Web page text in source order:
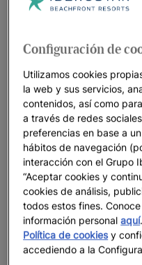
Existen tantos tipos de
gustos, aficiones y deseos.
para que encontréis la que
¿Sois de sol y playa?
románticas en
mejores playas del
¿Buscáis más
nuestroshoteles solo
vuestra mejor baza.
Como veis, disponéis de
escapada para dos sea
Configuración de
Utilizamos cookies
la web y sus servicios,
contenidos, así como
a través de redes
preferencias en base a
hábitos de navegación
interacción con el Grupo
“Aceptar cookies y
cookies de análisis,
todos estos fines.
información personalaquí
Política de cookiesy
accediendo a la